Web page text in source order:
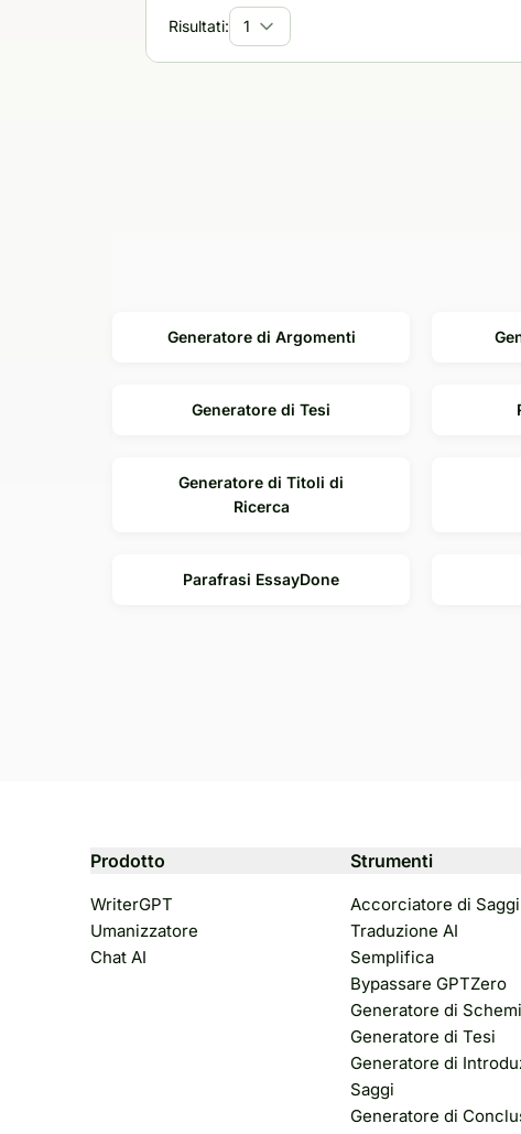
Risultati:
Generatore di Argomenti
Generatore di Tesi
Generatore di Titoli di
Ricerca
Parafrasi EssayDone
Prodotto
WriterGPT
Umanizzatore
Chat AI
Strumenti
Accorciatore di Saggi
Traduzione AI
Semplifica
Bypassare GPTZero
Generatore di
Generatore di Tesi
Generatore di
Saggi
Generatore di